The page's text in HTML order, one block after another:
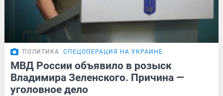
ПОЛИТИКА СПЕЦОПЕРАЦИЯ НА УКРАИНЕ
МВД России объявило в розыск
Владимира Зеленского. Причина —
уголовное дело